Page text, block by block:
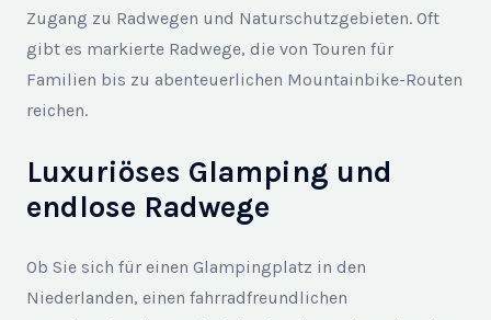
Zugang zu Radwegen und Naturschutzgebieten. Oft
gibt es markierte Radwege, die von Touren für
Familien bis zu abenteuerlichen Mountainbike-Routen
reichen.
Luxuriöses Glamping und
endlose Radwege
Ob Sie sich für einen Glampingplatz in den
Niederlanden, einen fahrradfreundlichen